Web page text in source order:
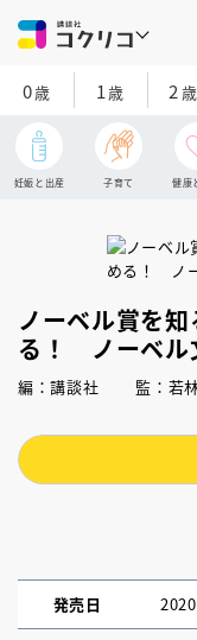
0歳 1歳 2 歳
妊娠と出産 子育て 健康
ノーベル賞を
る！ ノーベル
編：講談社 監：若
発売日